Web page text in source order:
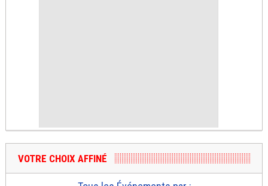
VOTRE CHOIX AFFINÉ